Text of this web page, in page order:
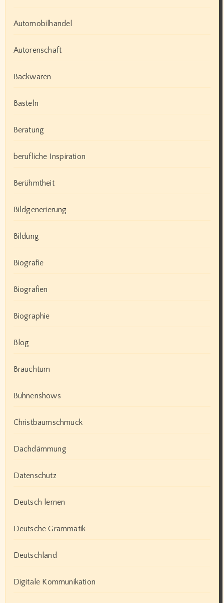
Automobilhandel
Autorenschaft
Backwaren
Basteln
Beratung
berufliche Inspiration
Berühmtheit
Bildgenerierung
Bildung
Biografie
Biografien
Biographie
Blog
Brauchtum
Bühnenshows
Christbaumschmuck
Dachdämmung
Datenschutz
Deutsch lernen
Deutsche Grammatik
Deutschland
Digitale Kommunikation